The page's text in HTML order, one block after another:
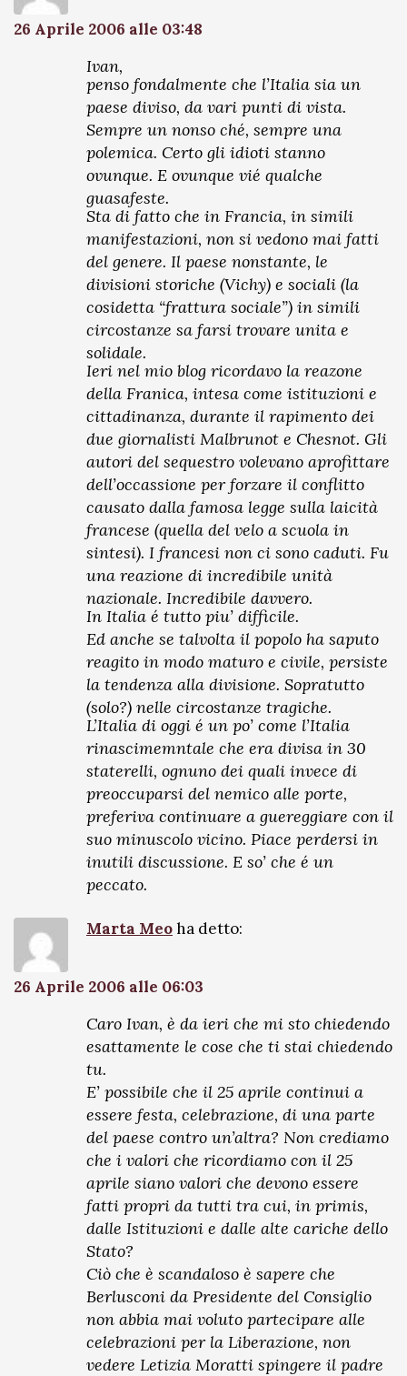
26 Aprile 2006 alle 03:48
Ivan,
penso fondalmente che l’Italia sia un
paese diviso, da vari punti di vista.
Sempre un nonso ché, sempre una
polemica. Certo gli idioti stanno
ovunque. E ovunque vié qualche
guasafeste.
Sta di fatto che in Francia, in simili
manifestazioni, non si vedono mai fatti
del genere. Il paese nonstante, le
divisioni storiche (Vichy) e sociali (la
cosidetta “frattura sociale”) in simili
circostanze sa farsi trovare unita e
solidale.
Ieri nel mio blog ricordavo la reazone
della Franica, intesa come istituzioni e
cittadinanza, durante il rapimento dei
due giornalisti Malbrunot e Chesnot. Gli
autori del sequestro volevano aprofittare
dell’occassione per forzare il conflitto
causato dalla famosa legge sulla laicità
francese (quella del velo a scuola in
sintesi). I francesi non ci sono caduti. Fu
una reazione di incredibile unità
nazionale. Incredibile davvero.
In Italia é tutto piu’ difficile.
Ed anche se talvolta il popolo ha saputo
reagito in modo maturo e civile, persiste
la tendenza alla divisione. Sopratutto
(solo?) nelle circostanze tragiche.
L’Italia di oggi é un po’ come l’Italia
rinascimemntale che era divisa in 30
staterelli, ognuno dei quali invece di
preoccuparsi del nemico alle porte,
preferiva continuare a guereggiare con il
suo minuscolo vicino. Piace perdersi in
inutili discussione. E so’ che é un
peccato.
Marta Meoha detto:
26 Aprile 2006 alle 06:03
Caro Ivan, è da ieri che mi sto chiedendo
esattamente le cose che ti stai chiedendo
tu.
E’ possibile che il 25 aprile continui a
essere festa, celebrazione, di una parte
del paese contro un’altra? Non crediamo
che i valori che ricordiamo con il 25
aprile siano valori che devono essere
fatti propri da tutti tra cui, in primis,
dalle Istituzioni e dalle alte cariche dello
Stato?
Ciò che è scandaloso è sapere che
Berlusconi da Presidente del Consiglio
non abbia mai voluto partecipare alle
celebrazioni per la Liberazione, non
vedere Letizia Moratti spingere il padre